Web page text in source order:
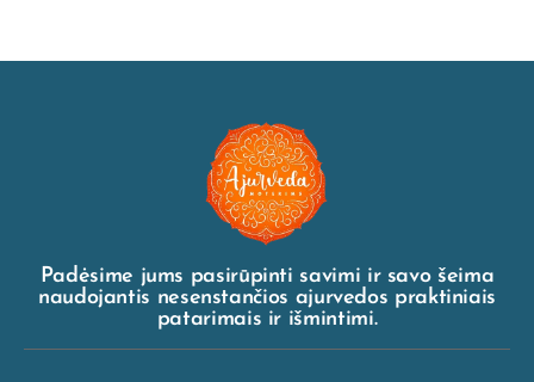
Padėsime jums pasirūpinti savimi ir savo šeima
naudojantis nesenstančios ajurvedos praktiniais
patarimais ir išmintimi.